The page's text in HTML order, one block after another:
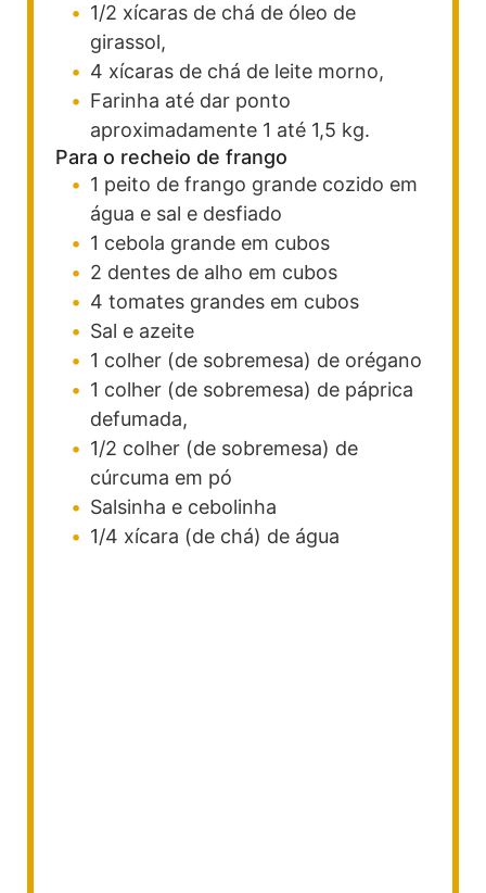
1/2 xícaras de chá de óleo de
girassol,
4 xícaras de chá de leite morno,
Farinha até dar ponto
aproximadamente 1 até 1,5 kg.
Para o recheio de frango
1 peito de frango grande cozido em
água e sal e desfiado
1 cebola grande em cubos
2 dentes de alho em cubos
4 tomates grandes em cubos
Sal e azeite
1 colher (de sobremesa) de orégano
1 colher (de sobremesa) de páprica
defumada,
1/2 colher (de sobremesa) de
cúrcuma em pó
Salsinha e cebolinha
1/4 xícara (de chá) de água